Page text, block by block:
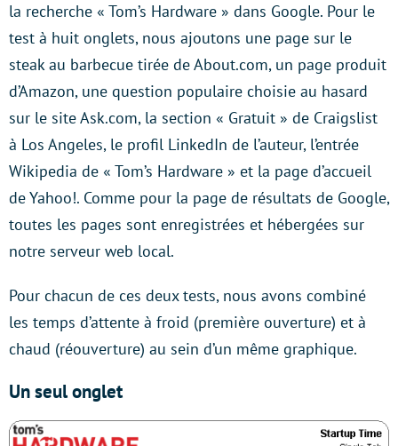
la recherche « Tom’s Hardware » dans Google. Pour le
test à huit onglets, nous ajoutons une page sur le
steak au barbecue tirée de About.com, un page produit
d’Amazon, une question populaire choisie au hasard
sur le site Ask.com, la section « Gratuit » de Craigslist
à Los Angeles, le profil LinkedIn de l’auteur, l’entrée
Wikipedia de « Tom’s Hardware » et la page d’accueil
de Yahoo!. Comme pour la page de résultats de Google,
toutes les pages sont enregistrées et hébergées sur
notre serveur web local.
Pour chacun de ces deux tests, nous avons combiné
les temps d’attente à froid (première ouverture) et à
chaud (réouverture) au sein d’un même graphique.
Un seul onglet